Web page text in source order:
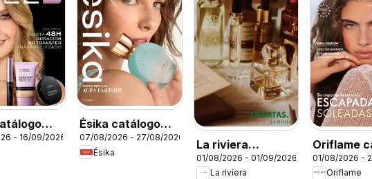
- 16/09/2026
Ésika catálogo
C12/2026
07/08/2026 - 27/08/2026
Ésika
La riviera
catalógo
01/08/2026 - 01/09/2026
La riviera
Oriflame
11
01/08/2026 -
Oriflame